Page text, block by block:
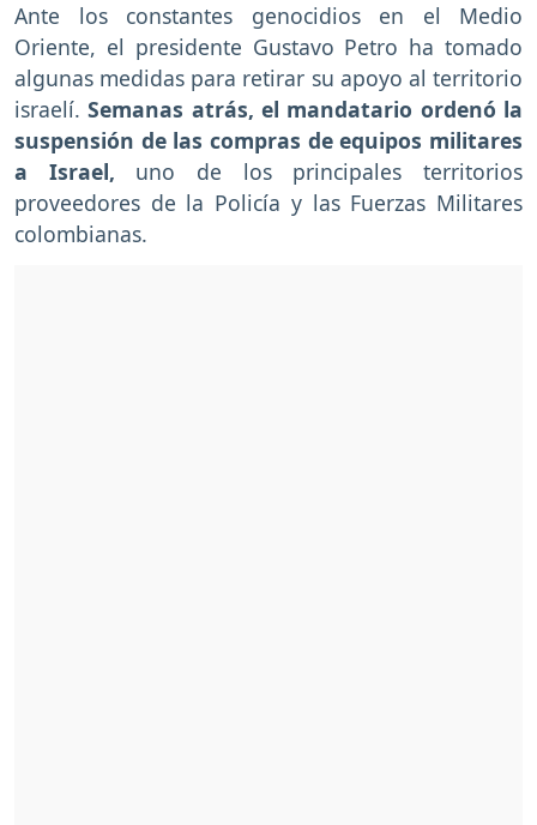
Ante los constantes genocidios en el Medio
Oriente, el presidente Gustavo Petro ha tomado
algunas medidas para retirar su apoyo al territorio
israelí.Semanas atrás, el mandatario ordenó la
suspensión de las compras de equipos militares
a Israel, uno de los principales territorios
proveedores de la Policía y las Fuerzas Militares
colombianas.